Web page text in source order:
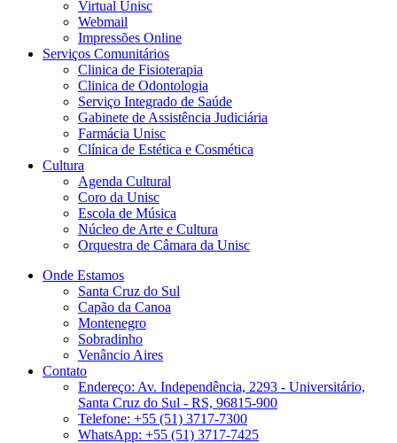
Virtual Unisc
Webmail
Impressões Online
Serviços Comunitários
Clinica de Fisioterapia
Clinica de Odontologia
Serviço Integrado de Saúde
Gabinete de Assistência Judiciária
Farmácia Unisc
Clínica de Estética e Cosmética
Cultura
Agenda Cultural
Coro da Unisc
Escola de Música
Núcleo de Arte e Cultura
Orquestra de Câmara da Unisc
Onde Estamos
Santa Cruz do Sul
Capão da Canoa
Montenegro
Sobradinho
Venâncio Aires
Contato
Endereço: Av. Independência, 2293 - Universitário,
Santa Cruz do Sul - RS, 96815-900
Telefone: +55 (51) 3717-7300
WhatsApp: +55 (51) 3717-7425